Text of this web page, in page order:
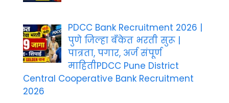
PDCC Bank Recruitment 2026 |
पुणे जिल्हा बँकेत भरती सुरू |
पात्रता, पगार, अर्ज संपूर्ण
माहितीPDCC Pune District
Central Cooperative Bank Recruitment
2026